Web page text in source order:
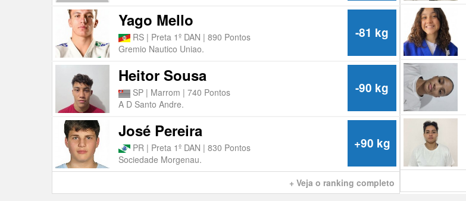
Yago Mello
RS | Preta 1º DAN | 890 Pontos
Gremio Nautico Uniao.
-81 kg
Heitor Sousa
SP | Marrom | 740 Pontos
A D Santo Andre.
-90 kg
José Pereira
PR | Preta 1º DAN | 830 Pontos
Sociedade Morgenau.
+90 kg
+ Veja o ranking completo